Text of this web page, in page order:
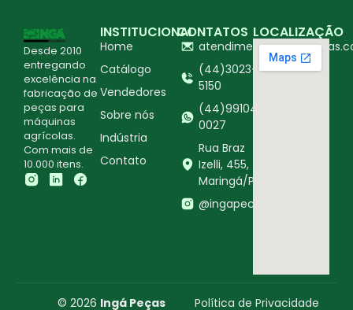
Desde 2010
entregando
excelência na
fabricação de
peças para
máquinas
agrícolas.
Com mais de
10.000 itens.
INSTITUCIONAL
Home
Catálogo
Vendedores
Sobre nós
Indústria
Contato
CONTATOS
(44)3023-
5150
(44)99104-
0027
Rua Braz
Izelli, 455,
Maringá/PR
@ingapecasagricolas
LOCALIZAÇÃO
© 2026 Ingá Peças
Política de Privacidade